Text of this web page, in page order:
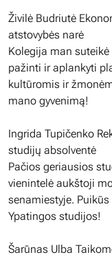
Živilė Budriutė
atstovybės narė
Kolegija man
pažinti ir aplankyti
kultūromis ir
mano gyvenimą!
Ingrida Tupičenko
studijų absolventė
Pačios geriausios
vienintelė aukštoji
senamiestyje.
Ypatingos studijos!
Šarūnas Ulba